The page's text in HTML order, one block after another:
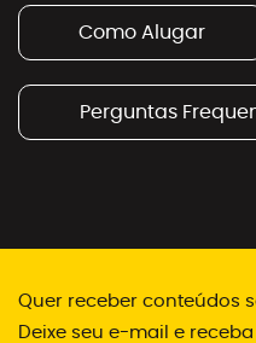
Como Alugar
Perguntas
Quer receber conteúdos
Deixe seu e-mail e